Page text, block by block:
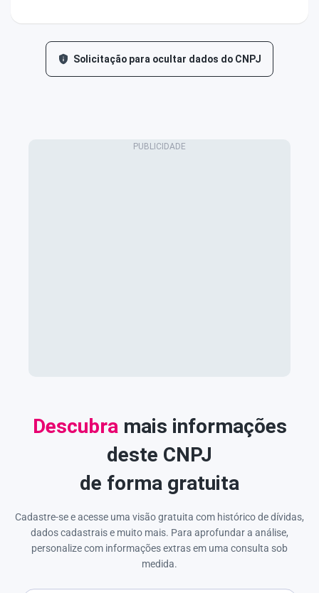
Solicitação para ocultar dados do CNPJ
Descubra mais informações
deste CNPJ
de forma gratuita
Cadastre-se e acesse uma visão gratuita com histórico de dívidas,
dados cadastrais e muito mais. Para aprofundar a análise,
personalize com informações extras em uma consulta sob
medida.